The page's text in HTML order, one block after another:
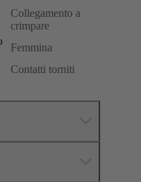
Collegamento a
crimpare
Femmina
Contatti torniti